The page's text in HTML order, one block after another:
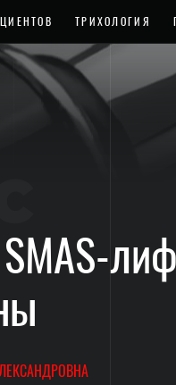
ТРИХОЛОГИЯ